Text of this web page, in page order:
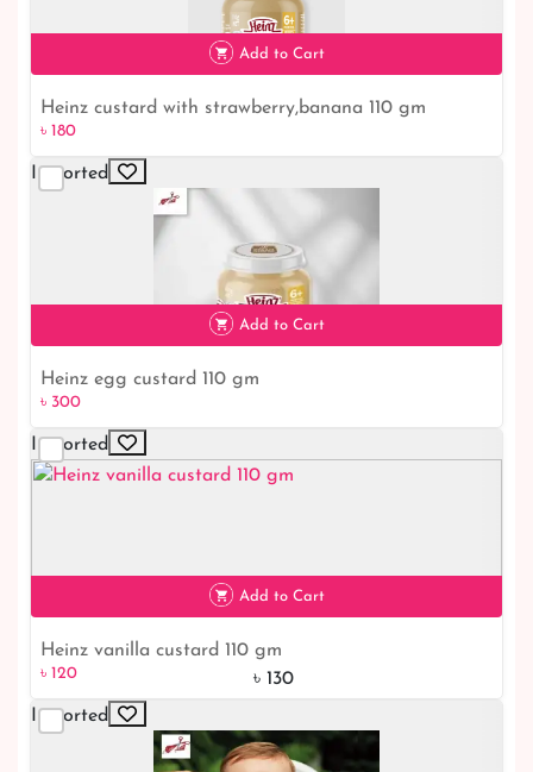
৳ 210
৳ 180
Add to Cart
Heinz custard with strawberry,banana 110 gm
৳ 180
Imported
৳ 300
Add to Cart
Heinz egg custard 110 gm
৳ 300
Imported
Add to Cart
Heinz vanilla custard 110 gm
৳ 120
৳ 130
Imported